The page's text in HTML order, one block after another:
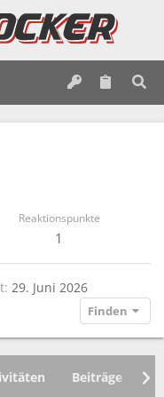
Reaktionspunkte
1
29. Juni 2026
Finden
Beiträge